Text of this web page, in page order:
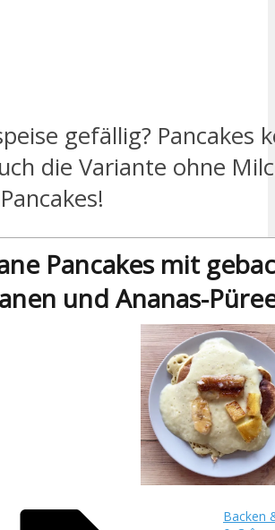
gefällig?
die Variante ohne
Pancakes mit
und Ananas-
Backen